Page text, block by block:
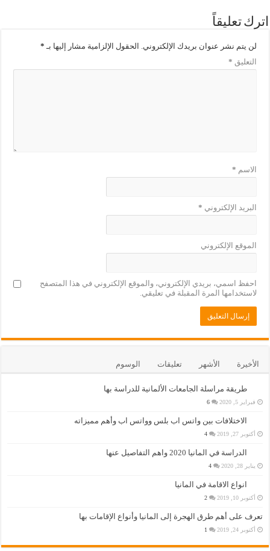
اترك تعليقاً
لن يتم نشر عنوان بريدك الإلكتروني. الحقول الإلزامية مشار إليها بـ *
التعليق *
الاسم *
البريد الإلكتروني *
الموقع الإلكتروني
احفظ اسمي، بريدي الإلكتروني، والموقع الإلكتروني في هذا المتصفح
لاستخدامها المرة المقبلة في تعليقي.
الأخيرة الأشهر تعليقات الوسوم
طريقة مراسلة الجامعات الألمانية للدراسة بها
فبراير 5, 2020 6
الاختلافات بين واتس اب بلس وواتس اب وأهم مميزاته
أكتوبر 27, 2019 4
الدراسة في المانيا 2020 واهم التفاصيل عنها
يناير 28, 2020 4
انواع الاقامة في المانيا
أكتوبر 10, 2019 2
تعرف على أهم طرق الهجرة إلى المانيا وأنواع الإقامات بها
أكتوبر 24, 2019 1